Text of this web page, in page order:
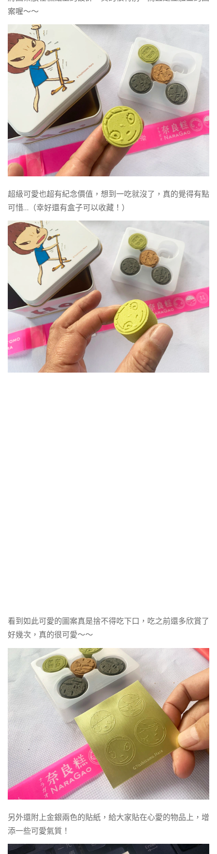
案喔～～
超級可愛也超有紀念價值，想到一吃就沒了，真的覺得有點
可惜…（幸好還有盒子可以收藏！）
看到如此可愛的圖案真是捨不得吃下口，吃之前還多欣賞了
好幾次，真的很可愛～～
另外還附上金銀兩色的貼紙，給大家貼在心愛的物品上，增
添一些可愛氣質！